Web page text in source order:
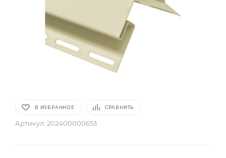
В ИЗБРАННОЕ СРАВНИТЬ
Артикул: 202400000653